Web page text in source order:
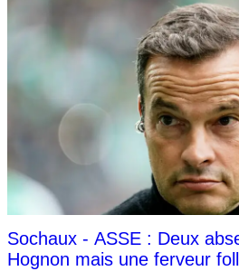
Sochaux - ASSE : Deux
Hognon mais une ferveur